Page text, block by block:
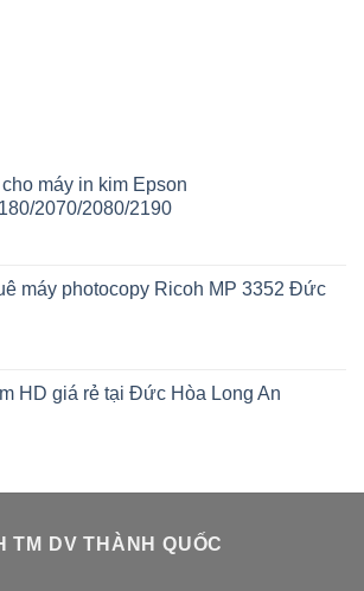
máy in kim Epson
2070/2080/2190
5
máy photocopy Ricoh MP 3352 Đức
5
HD giá rẻ tại Đức Hòa Long An
TM DV THÀNH QUỐC